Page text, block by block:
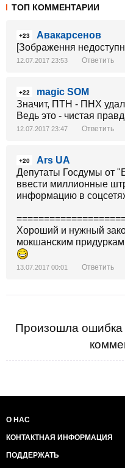
ТОП КОММЕНТАРИИ
+23
Авакарсенов
[Зображення
12.07.2017 23:53 Ответить
+22
magic SOM
Значит, ПТН - ПНХ
Ведь это - чистая
12.07.2017 23:47 Ответить
+20
Ars UA
Депутаты Госдумы от
ввести миллионные
информацию в
Хороший и нужный
мокшанским
13.07.2017 00:01 Ответить
Произошла ошибка
О НАС
КОНТАКТНАЯ ИНФОРМАЦИЯ
ПОДДЕРЖАТЬ